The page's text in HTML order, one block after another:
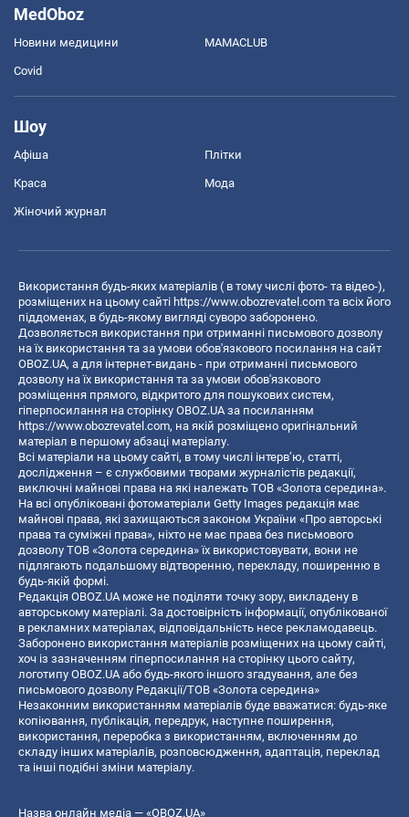
MedOboz
Новини медицини MAMACLUB
Covid
Шоу
Афіша Плітки
Краса Мода
Жіночий журнал
Використання будь-яких матеріалів ( в тому числі фото- та відео-),
розміщених на цьому сайті https://www.obozrevatel.com та всіх його
піддоменах, в будь-якому вигляді суворо заборонено.
Дозволяється використання при отриманні письмового дозволу
на їх використання та за умови обов'язкового посилання на сайт
OBOZ.UA, а для інтернет-видань - при отриманні письмового
дозволу на їх використання та за умови обов'язкового
розміщення прямого, відкритого для пошукових систем,
гіперпосилання на сторінку OBOZ.UA за посиланням
https://www.obozrevatel.com, на якій розміщено оригінальний
матеріал в першому абзаці матеріалу.
Всі матеріали на цьому сайті, в тому числі інтерв’ю, статті,
дослідження – є службовими творами журналістів редакції,
виключні майнові права на які належать ТОВ «Золота середина».
На всі опубліковані фотоматеріали Getty Images редакція має
майнові права, які захищаються законом України «Про авторські
права та суміжні права», ніхто не має права без письмового
дозволу ТОВ «Золота середина» їх використовувати, вони не
підлягають подальшому відтворенню, перекладу, поширенню в
будь-якій формі.
Редакція OBOZ.UA може не поділяти точку зору, викладену в
авторському матеріалі. За достовірність інформації, опублікованої
в рекламних матеріалах, відповідальність несе рекламодавець.
Заборонено використання матеріалів розміщених на цьому сайті,
хоч із зазначенням гіперпосилання на сторінку цього сайту,
логотипу OBOZ.UA або будь-якого іншого згадування, але без
письмового дозволу Редакції/ТОВ «Золота середина»
Незаконним використанням матеріалів буде вважатися: будь-яке
копiювання, публiкацiя, передрук, наступне поширення,
використання, переробка з використанням, включенням до
складу інших матеріалів, розповсюдження, адаптація, переклад
та інші подібні зміни матеріалу.
Назва онлайн медіа — «OBOZ.UA»